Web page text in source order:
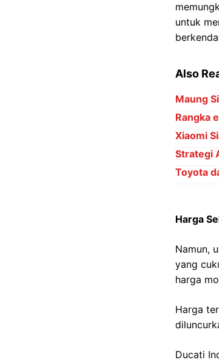
untuk
Also
Maung
Rangka
Xiaomi
Strategi
Toyota
Harga
Namun,
yang
harga
Harga
Ducati